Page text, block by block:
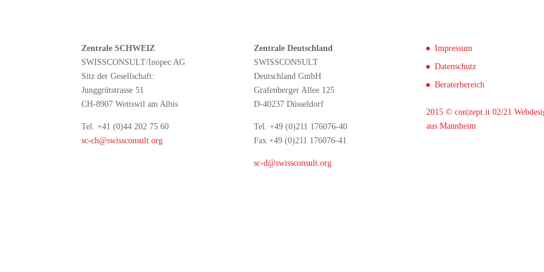
Zentrale SCHWEIZ
SWISSCONSULT/Inopec AG
Sitz der Gesellschaft:
Junggrütstrasse 51
CH-8907 Wettswil am Albis
Tel. +41 (0)44 202 75 60
sc-ch@swissconsult.org
Zentrale Deutschland
SWISSCONSULT
Deutschland GmbH
Grafenberger Allee 125
D-40237 Düsseldorf
Tel. +49 (0)211 176076-40
Fax +49 (0)211 176076-41
sc-d@swissconsult.org
Impressum
Datenschutz
Beraterbereich
2015 © con|zept.it 02/21
aus Mannheim